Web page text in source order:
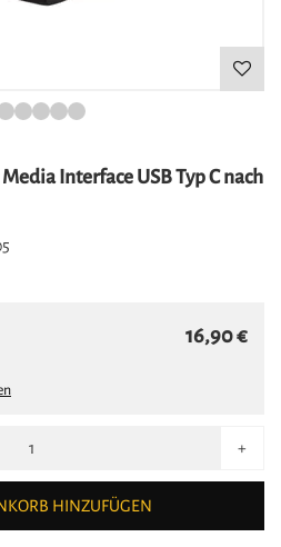
Interface USB Typ C nach
16,90 €
+
HINZUFÜGEN